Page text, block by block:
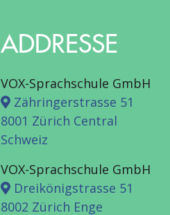
ADDRESSE
VOX-Sprachschule GmbH
Zähringerstrasse 51
8001 Zürich Central
Schweiz
VOX-Sprachschule GmbH
Dreikönigstrasse 51
8002 Zürich Enge